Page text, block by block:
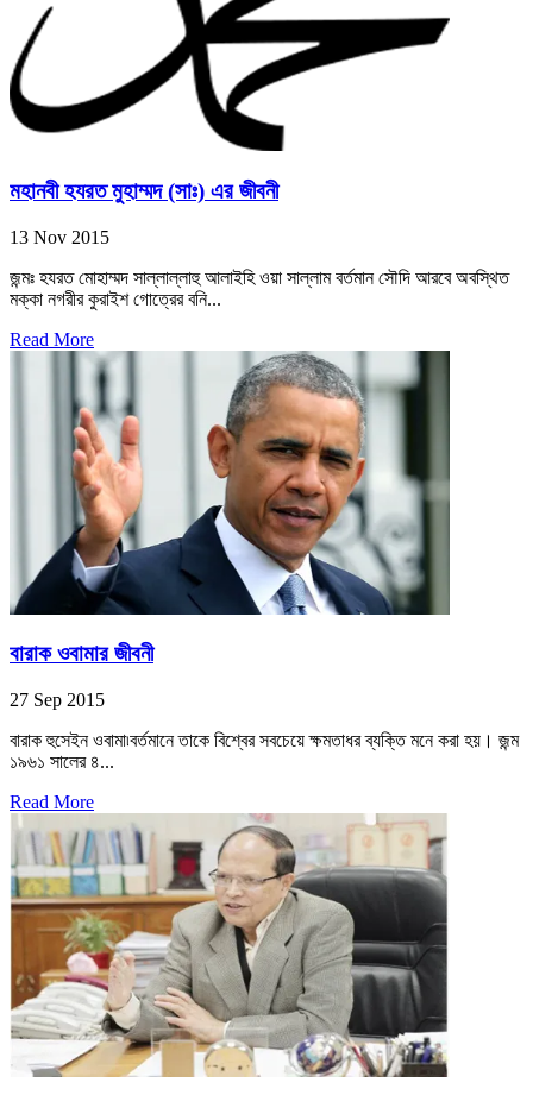
মহানবী হযরত মুহাম্মদ (সাঃ) এর জীবনী
13 Nov 2015
জন্মঃ হযরত মোহাম্মদ সাল্লাল্লাহু আলাইহি ওয়া সাল্লাম বর্তমান সৌদি আরবে অবস্থিত
মক্কা নগরীর কুরাইশ গোত্রের বনি...
Read More
বারাক ওবামার জীবনী
27 Sep 2015
বারাক হুসেইন ওবামা৷বর্তমানে তাকে বিশ্বের সবচেয়ে ক্ষমতাধর ব্যক্তি মনে করা হয়। জন্ম
১৯৬১ সালের ৪...
Read More